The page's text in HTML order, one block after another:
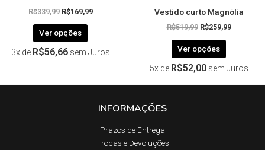
R$339,99 R$169,99
Ver opções
produto
3x de R$56,66 sem Juros
Vestido curto Magnólia
R$519,99 R$259,99
Ver opções
produto
5x de R$52,00 sem Juros
INFORMAÇÕES
Prazos de Entrega​
Trocas e Devoluções​